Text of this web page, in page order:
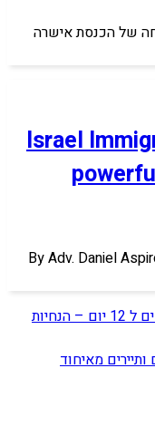
של הכנסת אישרה
Israel
By Adv. Daniel
קיצור תקופת בידוד למומחים ל 12 יום – הנחיות
מאיחוד